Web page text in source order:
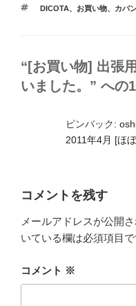
ゴ
タ
DICOTA、 お買い物、 カバ
“[お買い物] 出張
いました。” への
ピンバック:
2011年4月 [ほ
コメントを残す
メールアドレスが公開
いている欄は必須項目で
コメント ※